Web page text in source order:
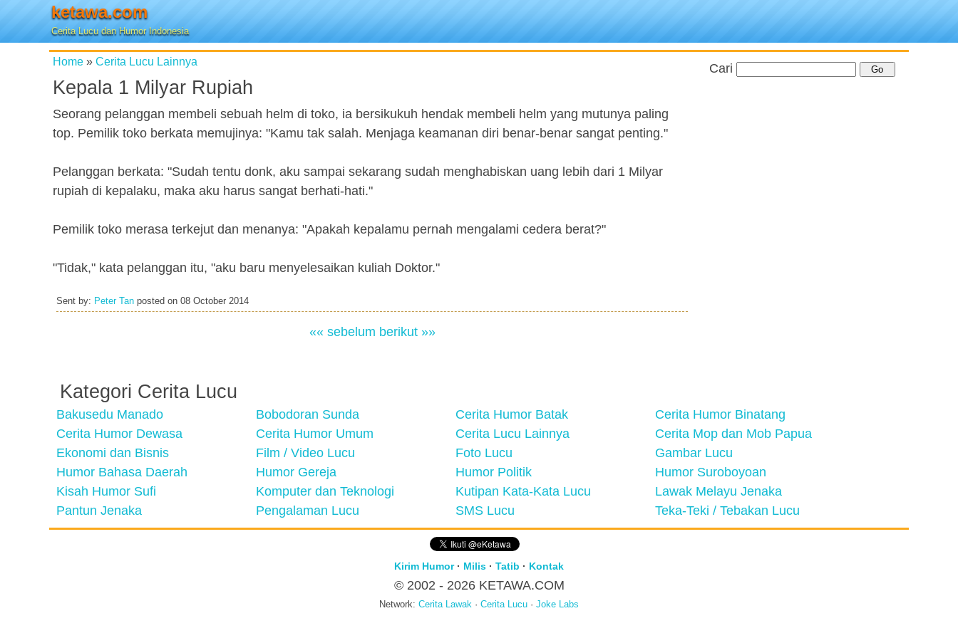
ketawa.com
Cerita Lucu dan Humor Indonesia
Home » Cerita Lucu Lainnya
Kepala 1 Milyar Rupiah
Seorang pelanggan membeli sebuah helm di toko, ia bersikukuh hendak membeli helm yang mutunya paling
top. Pemilik toko berkata memujinya: "Kamu tak salah. Menjaga keamanan diri benar-benar sangat penting."
Pelanggan berkata: "Sudah tentu donk, aku sampai sekarang sudah menghabiskan uang lebih dari 1 Milyar
rupiah di kepalaku, maka aku harus sangat berhati-hati."
Pemilik toko merasa terkejut dan menanya: "Apakah kepalamu pernah mengalami cedera berat?"
"Tidak," kata pelanggan itu, "aku baru menyelesaikan kuliah Doktor."
Sent by: Peter Tan posted on 08 October 2014
«« sebelum berikut »»
Cari
Kategori Cerita Lucu
Bakusedu Manado Bobodoran Sunda Cerita Humor Batak
Cerita Humor Binatang
Cerita Humor Dewasa
Cerita Humor Umum Cerita Lucu Lainnya
Cerita Mop dan Mob Papua
Ekonomi dan Bisnis
Film / Video Lucu Foto Lucu
Gambar Lucu
Humor Bahasa Daerah
Humor Gereja Humor Politik
Humor Suroboyoan
Kisah Humor Sufi
Komputer dan Teknologi Kutipan Kata-Kata Lucu
Lawak Melayu Jenaka
Pantun Jenaka
Pengalaman Lucu SMS Lucu Teka-Teki / Tebakan Lucu
Kirim Humor· Milis · Tatib · Kontak
© 2002 - 2026 KETAWA.COM
Network: Cerita Lawak · Cerita Lucu · Joke Labs